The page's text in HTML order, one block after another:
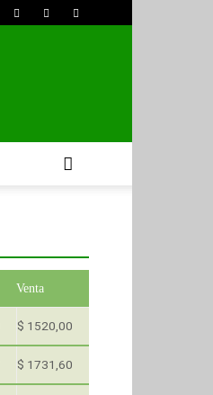
Venta
$ 1520,00
$ 1731,60